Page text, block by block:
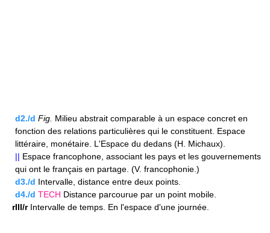
d2./d Fig. Milieu abstrait comparable à un espace concret en
fonction des relations particulières qui le constituent. Espace
littéraire, monétaire. L'Espace du dedans (H. Michaux).
|| Espace francophone, associant les pays et les gouvernements
qui ont le français en partage. (V. francophonie.)
d3./d Intervalle, distance entre deux points.
d4./d TECH Distance parcourue par un point mobile.
rIII/rIntervalle de temps. En l'espace d'une journée.